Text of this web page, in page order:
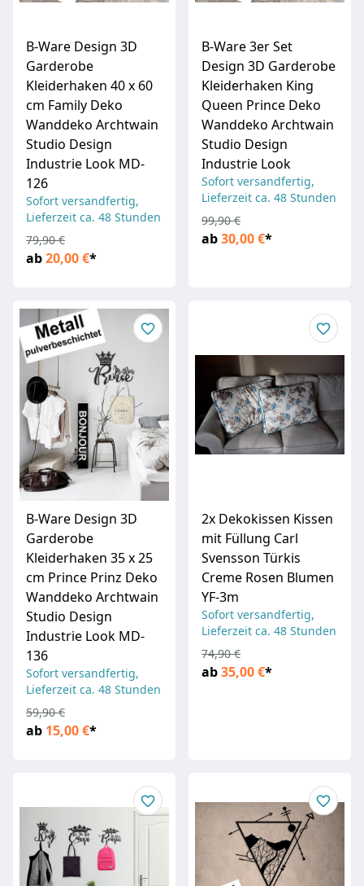
B-Ware Design 3D
Garderobe
Kleiderhaken 40 x 60
cm Family Deko
Wanddeko Archtwain
Studio Design
Industrie Look MD-
126
Sofort versandfertig,
Lieferzeit ca. 48 Stunden
ab20,00 €*
79,90 €
B-Ware 3er Set
Design 3D Garderobe
Kleiderhaken King
Queen Prince Deko
Wanddeko Archtwain
Studio Design
Industrie Look
Sofort versandfertig,
Lieferzeit ca. 48 Stunden
ab30,00 €*
99,90 €
B-Ware Design 3D
Garderobe
Kleiderhaken 35 x 25
cm Prince Prinz Deko
Wanddeko Archtwain
Studio Design
Industrie Look MD-
136
Sofort versandfertig,
Lieferzeit ca. 48 Stunden
ab 15,00 €*
59,90 €
2x Dekokissen Kissen
mit Füllung Carl
Svensson Türkis
Creme Rosen Blumen
YF-3m
Sofort versandfertig,
Lieferzeit ca. 48 Stunden
ab35,00 €*
74,90 €